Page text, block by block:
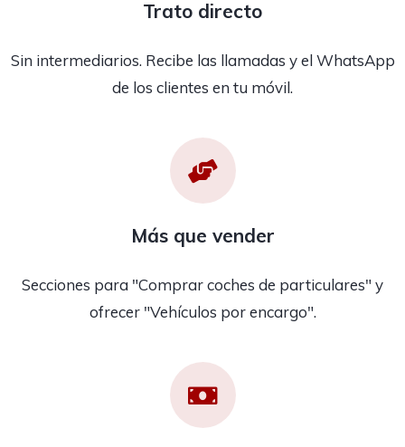
Trato directo
Sin intermediarios. Recibe las llamadas y el WhatsApp
de los clientes en tu móvil.
Más que vender
Secciones para "Comprar coches de particulares" y
ofrecer "Vehículos por encargo".